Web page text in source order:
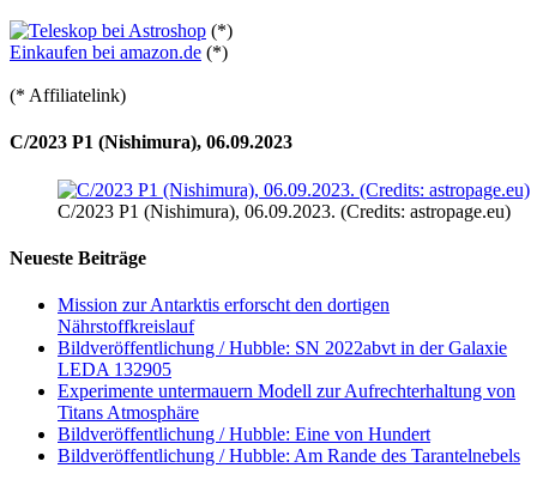
(*)
Einkaufen bei amazon.de (*)
(* Affiliatelink)
C/2023 P1 (Nishimura), 06.09.2023
C/2023 P1 (Nishimura), 06.09.2023. (Credits: astropage.eu)
Neueste Beiträge
Mission zur Antarktis erforscht den dortigen
Nährstoffkreislauf
Bildveröffentlichung / Hubble: SN 2022abvt in der Galaxie
LEDA 132905
Experimente untermauern Modell zur Aufrechterhaltung von
Titans Atmosphäre
Bildveröffentlichung / Hubble: Eine von Hundert
Bildveröffentlichung / Hubble: Am Rande des Tarantelnebels